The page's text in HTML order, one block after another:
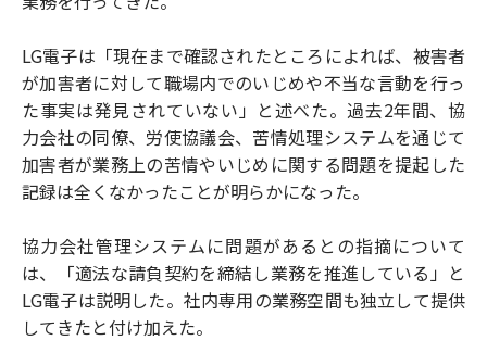
LG電子は「現在まで確認されたところによれば、被害者
が加害者に対して職場内でのいじめや不当な言動を行っ
た事実は発見されていない」と述べた。過去2年間、協
力会社の同僚、労使協議会、苦情処理システムを通じて
加害者が業務上の苦情やいじめに関する問題を提起した
記録は全くなかったことが明らかになった。
協力会社管理システムに問題があるとの指摘について
は、「適法な請負契約を締結し業務を推進している」と
LG電子は説明した。社内専用の業務空間も独立して提供
してきたと付け加えた。